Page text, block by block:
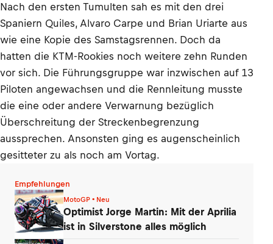
Nach den ersten Tumulten sah es mit den drei
Spaniern Quiles, Alvaro Carpe und Brian Uriarte aus
wie eine Kopie des Samstagsrennen. Doch da
hatten die KTM-Rookies noch weitere zehn Runden
vor sich. Die Führungsgruppe war inzwischen auf 13
Piloten angewachsen und die Rennleitung musste
die eine oder andere Verwarnung bezüglich
Überschreitung der Streckenbegrenzung
aussprechen. Ansonsten ging es augenscheinlich
gesitteter zu als noch am Vortag.
Empfehlungen
MotoGP • Neu
Optimist Jorge Martin: Mit der Aprilia
ist in Silverstone alles möglich